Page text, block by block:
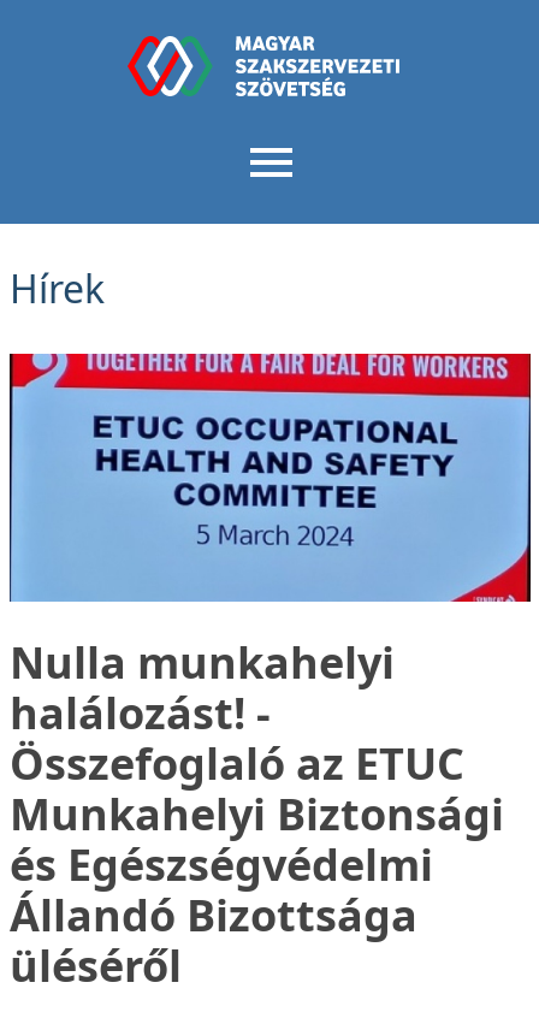
Hírek
Nulla munkahelyi
halálozást! -
Összefoglaló az ETUC
Munkahelyi Biztonsági
és Egészségvédelmi
Állandó Bizottsága
üléséről